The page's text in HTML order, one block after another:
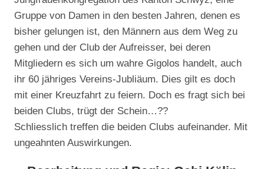
Gruppe von Damen in den besten Jahren, denen es
bisher gelungen ist, den Männern aus dem Weg zu
gehen und der Club der Aufreisser, bei deren
Mitgliedern es sich um wahre Gigolos handelt, auch
ihr 60 jähriges Vereins-Jubliäum. Dies gilt es doch
mit einer Kreuzfahrt zu feiern. Doch es fragt sich bei
beiden Clubs, trügt der Schein…??
Schliesslich treffen die beiden Clubs aufeinander. Mit
ungeahnten Auswirkungen.